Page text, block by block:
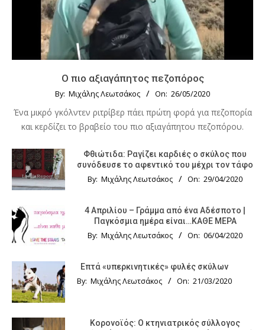
Ο πιο αξιαγάπητος πεζοπόρος
By: Μιχάλης Λεωτσάκος On: 26/05/2020
Ένα μικρό γκόλντεν ριτρίβερ πάει πρώτη φορά για πεζοπορία
και κερδίζει το βραβείο του πιο αξιαγάπητου πεζοπόρου.
Φθιώτιδα: Ραγίζει καρδιές ο σκύλος που
συνόδευσε το αφεντικό του μέχρι τον τάφο
By: Μιχάλης Λεωτσάκος On: 29/04/2020
4 Απριλίου – Γράμμα από ένα Αδέσποτο |
Παγκόσμια ημέρα είναι…ΚΑΘΕ ΜΕΡΑ
By: Μιχάλης Λεωτσάκος On: 06/04/2020
Επτά «υπερκινητικές» φυλές σκύλων
By: Μιχάλης Λεωτσάκος On: 21/03/2020
Κορονοϊός: Ο κτηνιατρικός σύλλογος